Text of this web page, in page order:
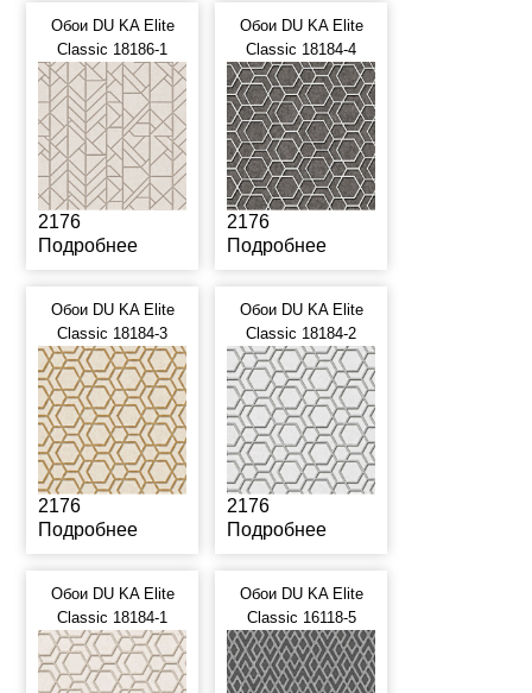
Обои DU KA Elite
Classic 18186-1
2176
Подробнее
Обои DU KA Elite
Classic 18184-4
2176
Подробнее
Обои DU KA Elite
Classic 18184-3
2176
Подробнее
Обои DU KA Elite
Classic 18184-2
2176
Подробнее
Обои DU KA Elite
Classic 18184-1
Обои DU KA Elite
Classic 16118-5